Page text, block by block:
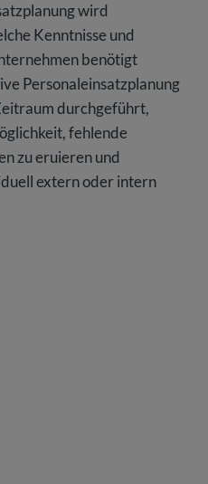
wird
Kenntnisse und
benötigt
Personaleinsatzplanung
durchgeführt,
fehlende
zu eruieren und
extern oder intern